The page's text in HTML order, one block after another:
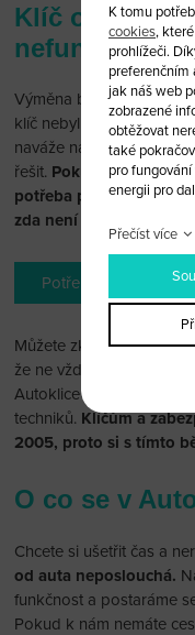
Klíč od auta
nefunguje.
Výměna baterie je
klíč nebyl vybitý dlouho
naváže na původní
řešit. Pokud ale ani po
potřeba provést nové
zda není problém někde
Potřebuji pomoc
Můžete zkusit spárovat
že ne vždy se to
AutokliceCZ tento
techniků. Klíčům a
2005, proto si s tímto
O co se v
Chcete si ušetřit čas a
od auta neposlouchá.
funkčnost a postaráme
Pokud k nám nemáte
K tomu
cookies,
prohlížeči.
preferenčním
jak náš web
zobrazené
obtěžovat
také
pro
energii pro
Přečíst více